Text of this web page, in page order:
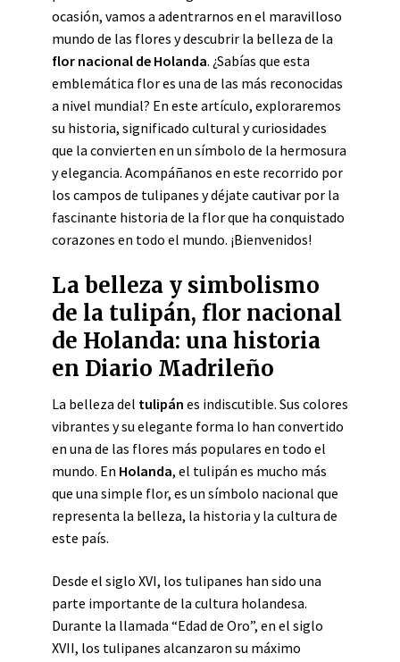
ocasión, vamos a adentrarnos en el maravilloso
mundo de las flores y descubrir la belleza de la
flor nacional de Holanda. ¿Sabías que esta
emblemática flor es una de las más reconocidas
a nivel mundial? En este artículo, exploraremos
su historia, significado cultural y curiosidades
que la convierten en un símbolo de la hermosura
y elegancia. Acompáñanos en este recorrido por
los campos de tulipanes y déjate cautivar por la
fascinante historia de la flor que ha conquistado
corazones en todo el mundo. ¡Bienvenidos!
La belleza y simbolismo
de la tulipán, flor nacional
de Holanda: una historia
en Diario Madrileño
La belleza del tulipán es indiscutible. Sus colores
vibrantes y su elegante forma lo han convertido
en una de las flores más populares en todo el
mundo. En Holanda, el tulipán es mucho más
que una simple flor, es un símbolo nacional que
representa la belleza, la historia y la cultura de
este país.
Desde el siglo XVI, los tulipanes han sido una
parte importante de la cultura holandesa.
Durante la llamada “Edad de Oro”, en el siglo
XVII, los tulipanes alcanzaron su máximo